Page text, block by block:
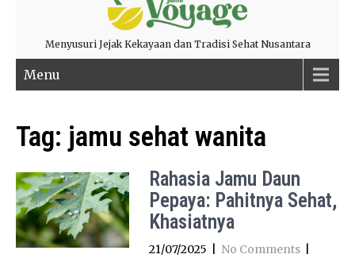
Menyusuri Jejak Kekayaan dan Tradisi Sehat Nusantara
Menu
Tag: jamu sehat wanita
Rahasia Jamu Daun
Pepaya: Pahitnya Sehat,
Khasiatnya
21/07/2025 No Comments